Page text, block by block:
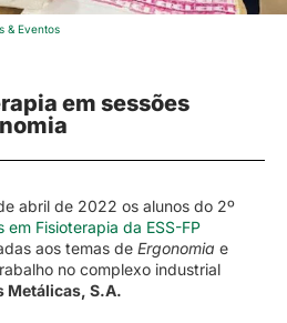
& Eventos
em sessões
abril de 2022 os alunos do 2º
em Fisioterapia da ESS-FP
aos temas de Ergonomia e
no complexo industrial
Metálicas, S.A.